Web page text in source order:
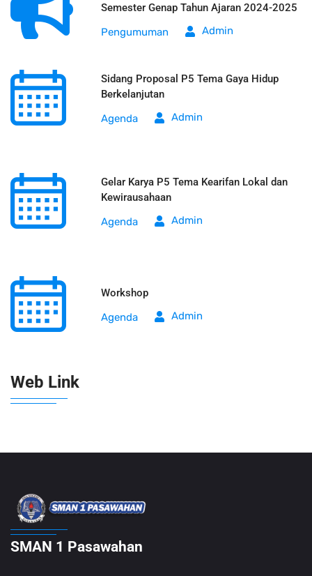
Semester Genap Tahun Ajaran 2024-2025
Pengumuman
Admin
Sidang Proposal P5 Tema Gaya Hidup
Berkelanjutan
Agenda
Admin
Gelar Karya P5 Tema Kearifan Lokal dan
Kewirausahaan
Agenda
Admin
Workshop
Agenda
Admin
Web Link
SMAN 1 Pasawahan